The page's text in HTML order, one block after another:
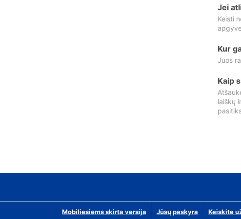
Jei
Keisti
Kur
Juos
Kaip
laiškų
Mobiliesiems skirta versija Jūsų paskyra Keiskite